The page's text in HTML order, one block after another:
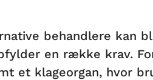
behandlere kan
en række krav.
et klageorgan, hvor